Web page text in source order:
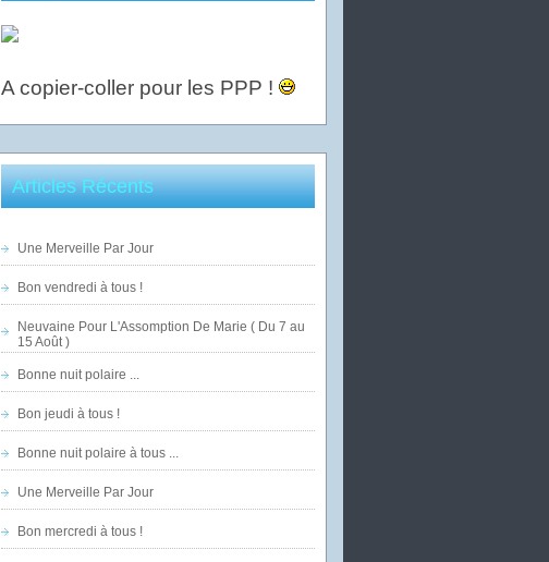
A copier-coller pour les PPP !
Articles Récents
Une Merveille Par Jour
Bon vendredi à tous !
Neuvaine Pour L'Assomption De Marie ( Du 7 au
15 Août )
Bonne nuit polaire ...
Bon jeudi à tous !
Bonne nuit polaire à tous ...
Une Merveille Par Jour
Bon mercredi à tous !